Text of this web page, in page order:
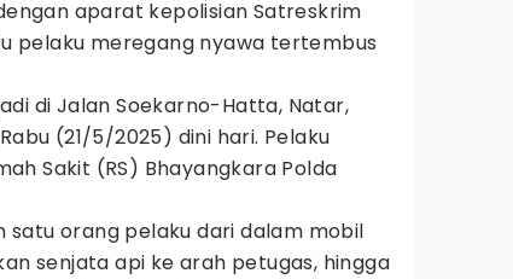
aparat kepolisian Satreskrim
pelaku meregang nyawa tertembus
di Jalan Soekarno-Hatta, Natar,
(21/5/2025) dini hari. Pelaku
Sakit (RS) Bhayangkara Polda
satu orang pelaku dari dalam mobil
senjata api ke arah petugas, hingga